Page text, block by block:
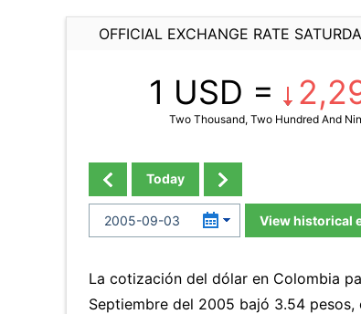
OFFICIAL EXCHANGE RATE
1 USD =
Two Thousand, Two Hundred And
Today
View historical
La cotización del dólar en Colombia
Septiembre del 2005 bajó 3.54 pesos,